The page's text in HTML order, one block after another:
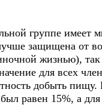
группе имеет
защищена от
жизнью),
для всех
добыть пищу.
равен 15%, а